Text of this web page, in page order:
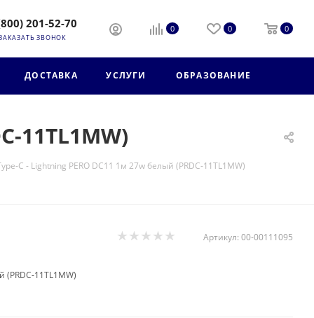
201-52-70
ЗВОНОК
0 0 0
ДОСТАВКА УСЛУГИ ОБРАЗОВАНИЕ
11TL1MW)
C - Lightning PERO DC11 1м 27w белый (PRDC-11TL1MW)
Артикул: 00-00111095
(PRDC-11TL1MW)